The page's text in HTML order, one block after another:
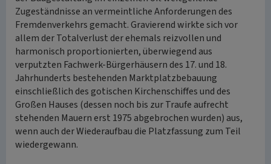
Zugeständnisse an vermeintliche Anforderungen des
Fremdenverkehrs gemacht. Gravierend wirkte sich vor
allem der Totalverlust der ehemals reizvollen und
harmonisch proportionierten, überwiegend aus
verputzten Fachwerk-Bürgerhäusern des 17. und 18.
Jahrhunderts bestehenden Marktplatzbebauung
einschließlich des gotischen Kirchenschiffes und des
Großen Hauses (dessen noch bis zur Traufe aufrecht
stehenden Mauern erst 1975 abgebrochen wurden) aus,
wenn auch der Wiederaufbau die Platzfassung zum Teil
wiedergewann.